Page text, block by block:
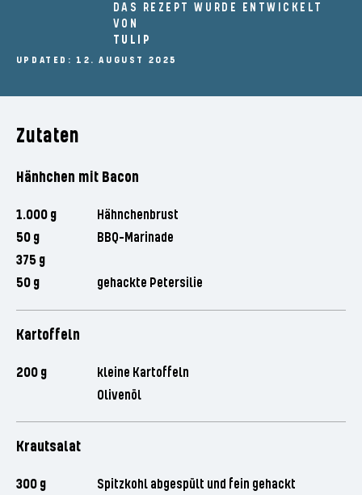
DAS REZEPT WURDE ENTWICKELT
VON
TULIP
UPDATED: 12. AUGUST 2025
Zutaten
Hänhchen mit Bacon
1.000 g
Hähnchenbrust
50 g
BBQ-Marinade
375 g
50 g
gehackte Petersilie
Kartoffeln
200 g
kleine Kartoffeln
Olivenöl
Krautsalat
300 g
Spitzkohl abgespült und fein gehackt